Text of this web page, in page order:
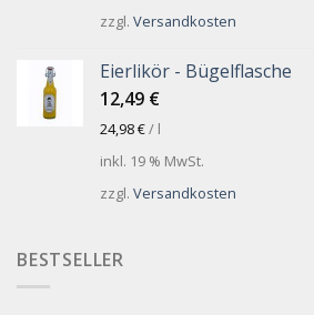
zzgl. Versandkosten
Eierlikör - Bügelflasche
12,49 €
24,98€/ l
inkl. 19 % MwSt.
zzgl. Versandkosten
BESTSELLER